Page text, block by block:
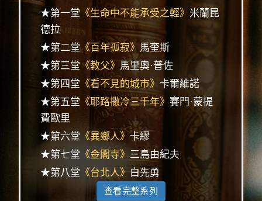
★第一堂 《生命中不能承受之輕》 米蘭昆
德拉
★第二堂《百年孤寂》 馬奎斯
★第三堂《教父》 馬里奧·普佐
★第四堂 《看不見的城市》 卡爾維諾
★第五堂 《耶路撒冷三千年》 賽門·蒙提
費歐里
★第六堂 《異鄉人》卡繆
★第七堂 《金閣寺》 三島由紀夫
★第八堂 《台北人》白先勇
查看完整系列